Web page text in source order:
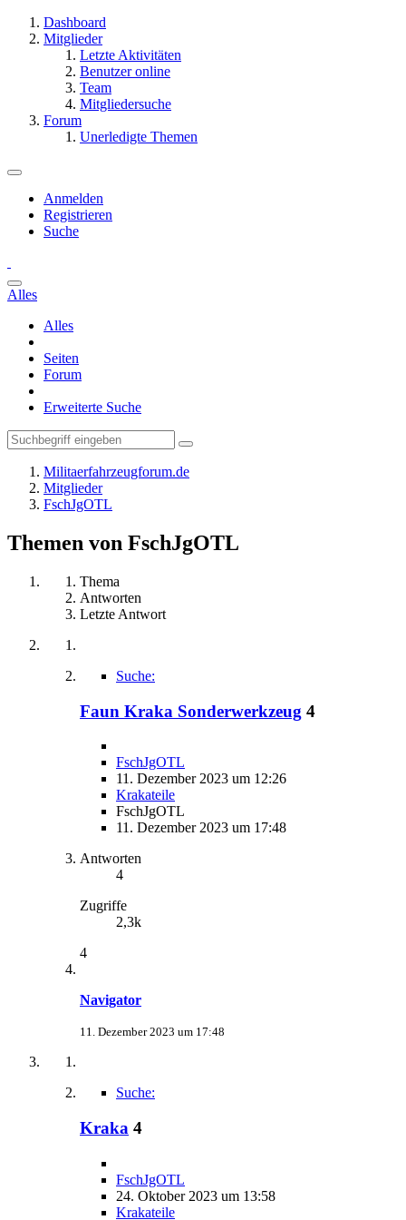
Dashboard
Mitglieder
Letzte Aktivitäten
Benutzer online
Team
Mitgliedersuche
Forum
Unerledigte Themen
Anmelden
Registrieren
Suche
Alles
Alles
Seiten
Forum
Erweiterte Suche
Militaerfahrzeugforum.de
Mitglieder
FschJgOTL
Themen von FschJgOTL
Thema
Antworten
Letzte Antwort
Suche:
Faun Kraka Sonderwerkzeug 4
FschJgOTL
11. Dezember 2023 um 12:26
Krakateile
FschJgOTL
11. Dezember 2023 um 17:48
Antworten
4
Zugriffe
2,3k
4
Navigator
11. Dezember 2023 um 17:48
Suche:
Kraka 4
FschJgOTL
24. Oktober 2023 um 13:58
Krakateile